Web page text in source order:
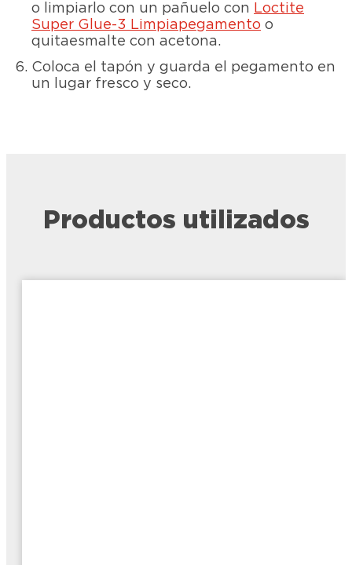
o limpiarlo con un pañuelo con Loctite
Super Glue-3 Limpiapegamento o
quitaesmalte con acetona.
Coloca el tapón y guarda el pegamento en
un lugar fresco y seco.
Productos utilizados